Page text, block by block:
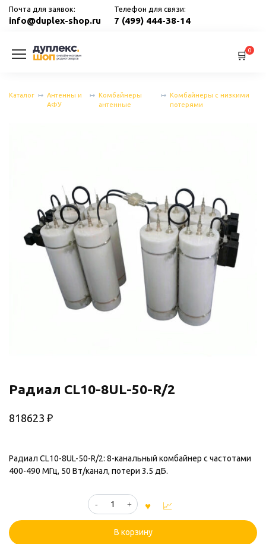
Перейти
Почта для заявок:
info@duplex-shop.ru
Телефон для связи:
7 (499) 444-38-14
0
Каталог
Антенны и
АФУ
Комбайнеры
антенные
Комбайнеры с низкими
потерями
Радиал CL10-8UL-50-R/2
818623 ₽
Радиал CL10-8UL-50-R/2: 8-канальный комбайнер с частотами
400-490 МГц, 50 Вт/канал, потери 3.5 дБ.
Количество
товара
В корзину